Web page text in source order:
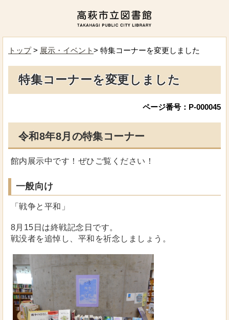
トップ> 展示・イベント> 特集コーナーを変更しました
特集コーナーを変更しました
ページ番号：P-000045
令和8年8月の特集コーナー
館内展示中です！ぜひご覧ください！
一般向け
「戦争と平和」
8月15日は終戦記念日です。
戦没者を追悼し、平和を祈念しましょう。